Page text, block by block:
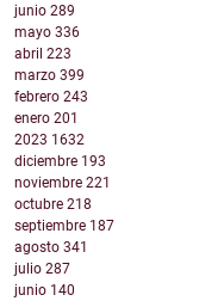
junio 289
mayo 336
abril 223
marzo 399
febrero 243
enero 201
2023 1632
diciembre 193
noviembre 221
octubre 218
septiembre 187
agosto 341
julio 287
junio 140